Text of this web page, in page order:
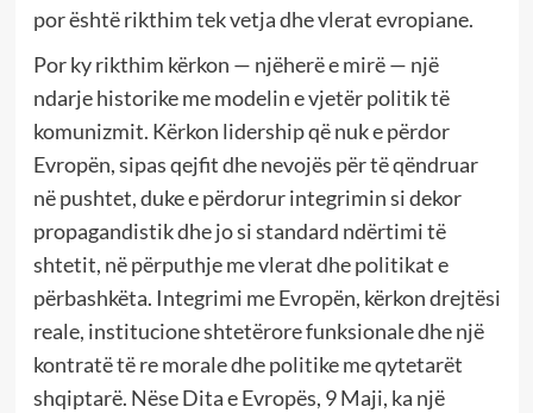
por është rikthim tek vetja dhe vlerat evropiane.
Por ky rikthim kërkon — njëherë e mirë — një
ndarje historike me modelin e vjetër politik të
komunizmit. Kërkon lidership që nuk e përdor
Evropën, sipas qejfit dhe nevojës për të qëndruar
në pushtet, duke e përdorur integrimin si dekor
propagandistik dhe jo si standard ndërtimi të
shtetit, në përputhje me vlerat dhe politikat e
përbashkëta. Integrimi me Evropën, kërkon drejtësi
reale, institucione shtetërore funksionale dhe një
kontratë të re morale dhe politike me qytetarët
shqiptarë. Nëse Dita e Evropës, 9 Maji, ka një